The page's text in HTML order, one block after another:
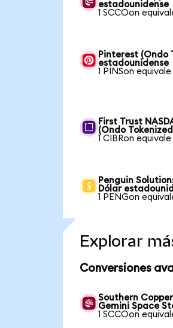
estadounidense
1 SCCOon
Pinterest (Ondo
estadounidense
1 PINSon
First Trust
(Ondo
1 CIBRon
Penguin
Dólar
1 PENGon
Explorar
Conversiones
Southern
Gemini Space
1 SCCOon